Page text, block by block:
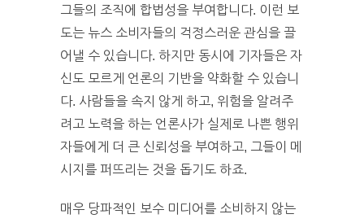
그들의 조직에 합법성을 부여합니다. 이런 보
도는 뉴스 소비자들의 걱정스러운 관심을 끌
어낼 수 있습니다. 하지만 동시에 기자들은 자
신도 모르게 언론의 기반을 약화할 수 있습니
다. 사람들을 속지 않게 하고, 위험을 알려주
려고 노력을 하는 언론사가 실제로 나쁜 행위
자들에게 더 큰 신뢰성을 부여하고, 그들이 메
시지를 퍼뜨리는 것을 돕기도 하죠.
매우 당파적인 보수 미디어를 소비하지 않는